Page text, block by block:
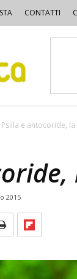
CONTATTI
Psilla e antocoride,
2015